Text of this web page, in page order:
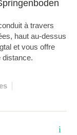
à travers
haut au-dessus
et vous offre
distance.
i